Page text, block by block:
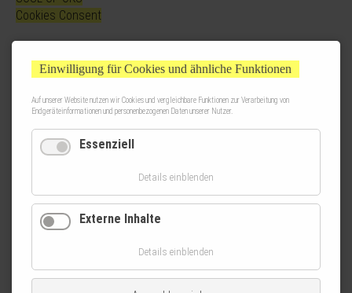
Cookies Consent
Einwilligung für Cookies und ähnliche Funktionen
Auf unserer Website nutzen wir Cookies und vergleichbare Funktionen zur Verarbeitung von
Endgeräteinformationen und personenbezogenen Daten unserer Nutzer.
Essenziell
Details einblenden
Externe Inhalte
Details einblenden